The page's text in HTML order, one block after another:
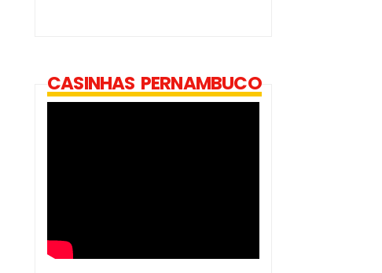
CASINHAS PERNAMBUCO